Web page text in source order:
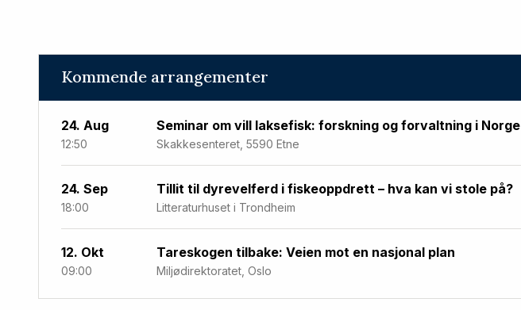
Kommende arrangementer
24. Aug
12:50
Seminar om vill laksefisk: forskning og forvaltning i Norge
Skakkesenteret, 5590 Etne
24. Sep
18:00
Tillit til dyrevelferd i fiskeoppdrett – hva kan vi stole på?
Litteraturhuset i Trondheim
12. Okt
09:00
Tareskogen tilbake: Veien mot en nasjonal plan
Miljødirektoratet, Oslo